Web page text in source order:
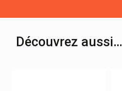
Découvrez aussi…